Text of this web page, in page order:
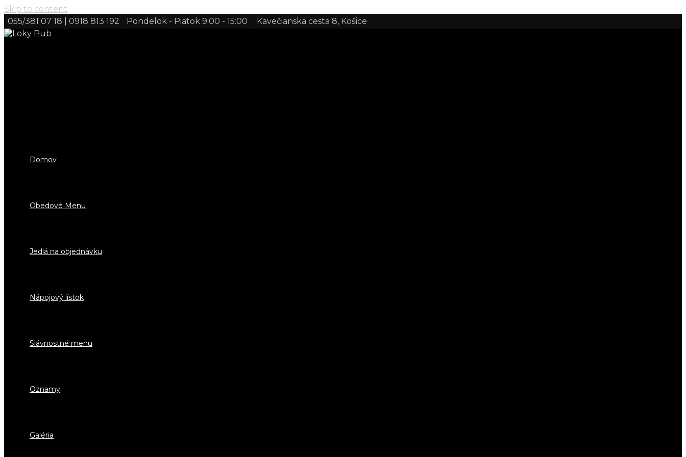
Skip to content
055/381 07 18 | 0918 813 192
Pondelok - Piatok 9:00 - 15:00 Kavečianska cesta 8, Košice
Domov
Obedové Menu
Jedlá na objednávku
Nápojový lístok
Slávnostné menu
Oznamy
Galéria